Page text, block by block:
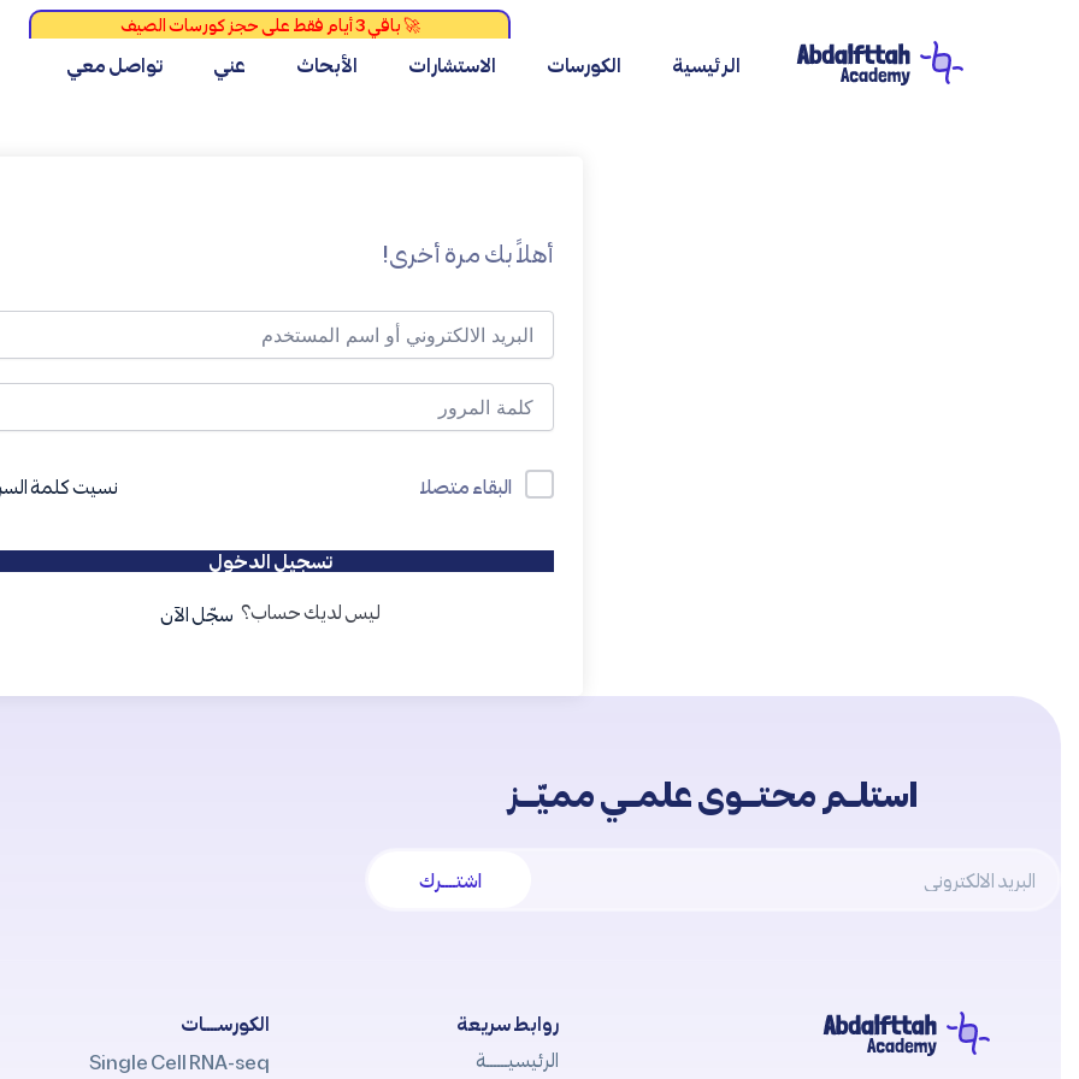
الرئيسية الكورسات الاستشارات الأبحاث عني تواصل معي
أهلاً بك مرة أخرى!
البقاء متصلا نسيت كلمة
تسجيل الدخول
ليس لديك حساب؟ سجّل الآن
استلــم محتـــوى علمــي مميّـــز
اشتــــرك
روابط سريعة
الرئيسيــــــة
الكورســــات
Single Cell RNA-seq